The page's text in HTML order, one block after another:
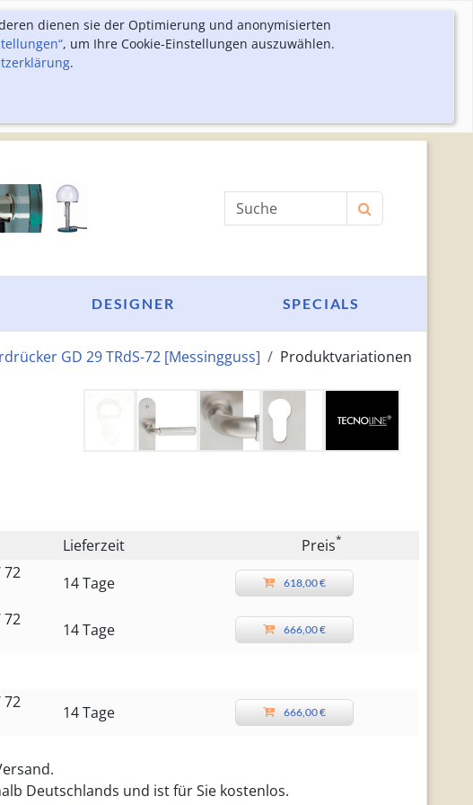
dienen sie der Optimierung und anonymisierten
, um Ihre Cookie-Einstellungen auszuwählen.
.
Produktsuche
SPECIALS
DESIGNER
GD 29 TRdS-72 [Messingguss] Produktvariationen
Lieferzeit Preis*
72
14 Tage 618,00 €
72
14 Tage 666,00 €
72
14 Tage 666,00 €
Deutschlands und ist für Sie kostenlos.